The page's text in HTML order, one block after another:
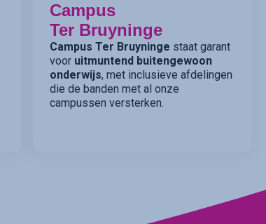
Campus
Ter Bruyninge
Campus Ter Bruyninge staat garant
voor uitmuntend buitengewoon
onderwijs, met inclusieve afdelingen
die de banden met al onze
campussen versterken.